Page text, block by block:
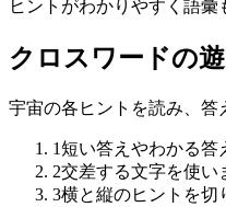
ヒントがわかりやすく語彙
クロスワードの
宇宙の各ヒントを読み、答
1短い答えやわかる答
2交差する文字を使い
3横と縦のヒントを切